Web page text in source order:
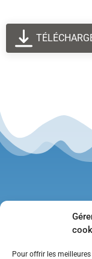
Pour offrir les